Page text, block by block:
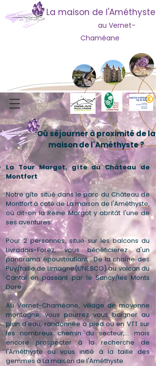
La maison de l'Améthyste
au Vernet-
Chaméane
Où séjourner à proximité de la
maison de l'Améthyste ?
La Tour Margot, gîte du Château de
Montfort
Notre gîte situé dans le parc du Château de
Montfort à coté de La maison de l'Améthyste,
où dit-on la Reine Margot y abritât l'une de
ses aventures.
Pour 2 personnes, situé sur les balcons du
Livradois-Forez, vous bénéficierez d'un
panorama époustouflant... De la chaîne des
Puy/faille de Limagne(UNESCO) au volcan du
Cantal en passant par le Sancy/les Monts
Dore.
Au Vernet-Chaméane, village de moyenne
montagne, vous pourrez vous baigner au
plan d'eau, randonnée à pied ou en VTTsur
les nombreux chemin du secteur,... mais
encore prospecter à la recherche de
l'Améthyste ou vous initié à la taille des
gemmes àLa maison de l'Améthyste.